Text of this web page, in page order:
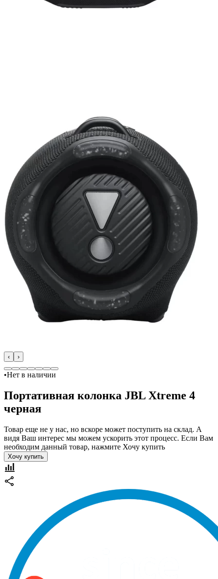
‹ ›
•Нет в наличии
Портативная колонка JBL Xtreme 4
черная
Товар еще не у нас, но вскоре может поступить на склад. А
видя Ваш интерес мы можем ускорить этот процесс. Если Вам
необходим данный товар, нажмите Хочу купить
Хочу купить